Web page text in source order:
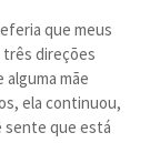
que meus
direções
mãe
ela continuou,
sente que está